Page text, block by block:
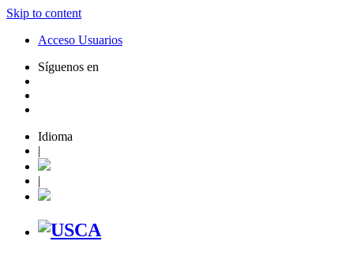
Skip to content
Acceso Usuarios
Síguenos en
Idioma
|
|